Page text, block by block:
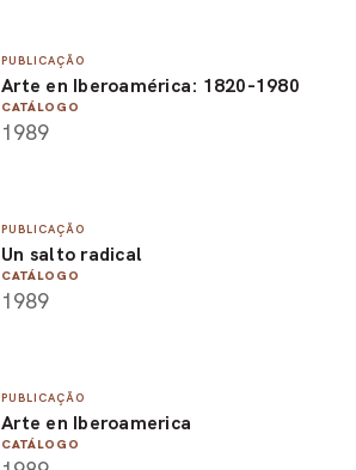
PUBLICAÇÃO
Arte en Iberoamérica: 1820-1980
CATÁLOGO
1989
PUBLICAÇÃO
Un salto radical
CATÁLOGO
1989
PUBLICAÇÃO
Arte en Iberoamerica
CATÁLOGO